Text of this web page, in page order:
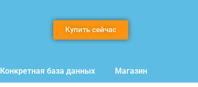
Купить сейчас
Конкретная база данных Магазин